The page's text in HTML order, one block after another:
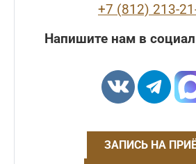
+7 (812) 213-
Напишите нам в
ЗАПИСЬ НА